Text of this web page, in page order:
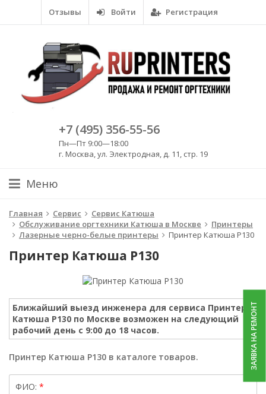
Отзывы Войти Регистрация
+7 (495) 356-55-56
Пн—Пт 9:00—18:00
г. Москва, ул. Электродная, д. 11, стр. 19
Меню
Главная Сервис
Сервис Катюша
Обслуживание оргтехники Катюша в Москве
Принтеры
Лазерные черно-белые принтеры
Принтер Катюша P130
Принтер Катюша P130
Ближайший выезд инженера для сервиса Принтер
Катюша P130 по Москве возможен на следующий
рабочий день с 9:00 до 18 часов.
Принтер Катюша P130 в каталоге товаров.
ФИО:
ЗАЯВКА НА РЕМОНТ